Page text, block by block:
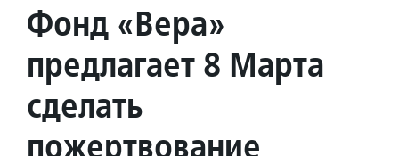
Фонд «Вера»
предлагает 8 Марта
сделать
пожертвование